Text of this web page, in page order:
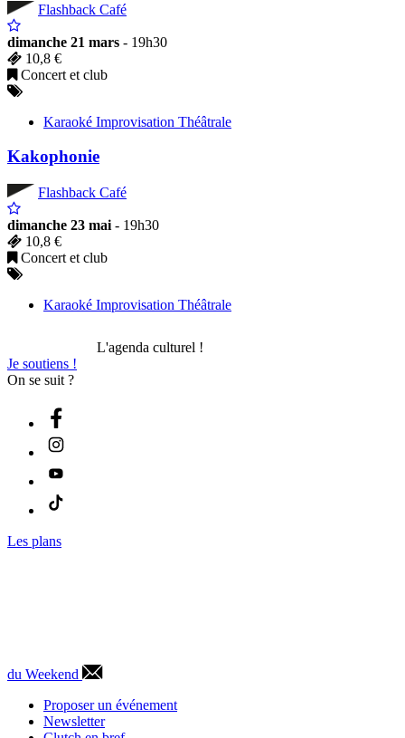
Flashback Café
dimanche 21 mars - 19h30
10,8 €
Concert et club
Karaoké Improvisation Théâtrale
Kakophonie
Flashback Café
dimanche 23 mai - 19h30
10,8 €
Concert et club
Karaoké Improvisation Théâtrale
L'agenda culturel !
Je soutiens !
On se suit ?
Les plans
du Weekend
Proposer un événement
Newsletter